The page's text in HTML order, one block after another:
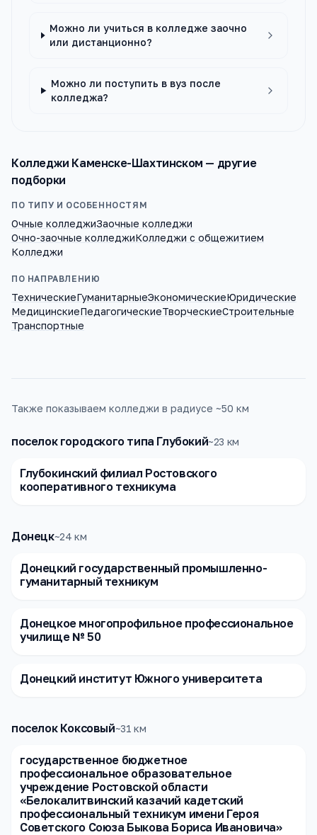
Можно ли учиться в колледже заочно
или дистанционно?
Можно ли поступить в вуз после
колледжа?
Колледжи Каменске-Шахтинском — другие
подборки
ПО ТИПУ И ОСОБЕННОСТЯМ
Очные колледжиЗаочные колледжи
Очно-заочные колледжиКолледжи с общежитием
Колледжи
ПО НАПРАВЛЕНИЮ
ТехническиеГуманитарныеЭкономическиеЮридические
МедицинскиеПедагогическиеТворческиеСтроительные
Транспортные
Также показываем колледжи в радиусе ~50 км
поселок городского типа Глубокий~23 км
Глубокинский филиал Ростовского
кооперативного техникума
Донецк~24 км
Донецкий государственный промышленно-
гуманитарный техникум
Донецкое многопрофильное профессиональное
училище № 50
Донецкий институт Южного университета
поселок Коксовый~31 км
государственное бюджетное
профессиональное образовательное
учреждение Ростовской области
«Белокалитвинский казачий кадетский
профессиональный техникум имени Героя
Советского Союза Быкова Бориса Ивановича»